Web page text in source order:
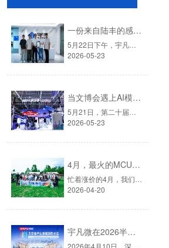
一份来自陆丰的感谢信，见证宇凡微的社会责任之路
5月22日下午，宇凡微迎来了一批特殊的客人。他们是深圳派驻陆丰帮扶工作队的代表：深圳市驻陆丰市河东镇帮扶工作队队长廖雁平（罗湖笋岗街道办副主任）、队员王敏（深圳市政协办公厅一级主任科员）、队员陶龙城（罗湖医院集团）。▲左一深圳市政协办公厅一级主任科员王敏、右二深圳罗湖笋岗街道办副主任廖雁平、右一......
2026-05-23
当文博会遇上AI模块：宇凡微在罗湖展团交出“文化+科技”新答卷
2026-05-23
4月，最火的MCU旺季，我们给员工放了一天"山假"
2026-04-20
宇凡微在2026半导体大会上的思考与行动